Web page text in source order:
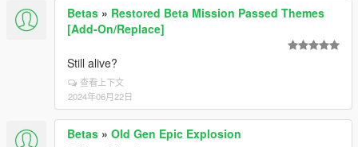
Betas » Restored Beta Mission Passed Themes
[Add-On/Replace]
Still alive?
查看上下文
2024年06月22日
Betas » Old Gen Epic Explosion